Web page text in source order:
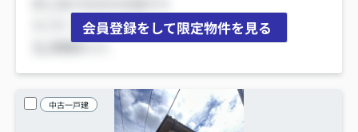
会員登録をして限定物件を見る
中古一戸建